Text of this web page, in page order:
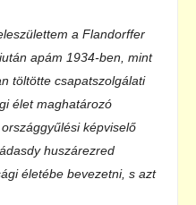
a Flandorffer
apám 1934-ben, mint
töltötte csapatszolgálati
élet maghatározó
képviselő
huszárezred
életébe bevezetni, s azt